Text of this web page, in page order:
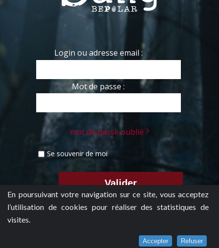
En poursuivant votre navigation sur ce site, vous acceptez
l’utilisation de cookies pour réaliser des statistiques de
visites.
Accepter Refuser
Login ou adresse email :
Mot de passe :
mot de passe oublié ?
Se souvenir de moi